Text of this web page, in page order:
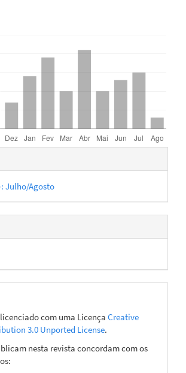
Julho/Agosto
com uma Licença Creative
3.0 Unported License.
nesta revista concordam com os